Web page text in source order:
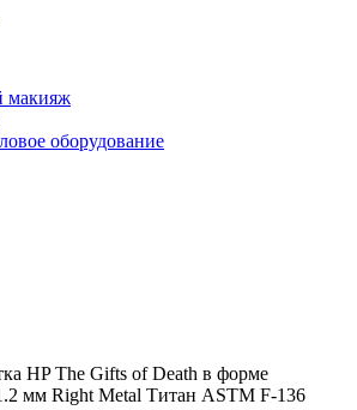
макияж
оборудование
HP The Gifts of Death в форме
мм Right Metal Титан ASTM F-136